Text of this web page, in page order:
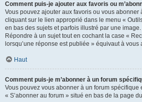
Comment puis-je ajouter aux favoris ou
Vous pouvez ajouter aux favoris ou vous abonner
cliquant sur le lien approprié dans le menu «
en bas des sujets et parfois illustré par une image.
Répondre à un sujet tout en cochant la case «
lorsqu’une réponse est publiée » équivaut à vous
Haut
Comment puis-je m’abonner à un forum
Vous pouvez vous abonner à un forum spécifique
« S’abonner au forum » situé en bas de la page